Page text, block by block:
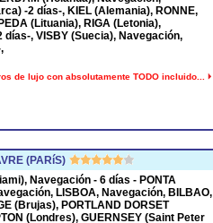
-2 días-, KIEL (Alemania), RONNE,
(Lituania), RIGA (Letonia),
días-, VISBY (Suecia), Navegación,
de lujo con absolutamente TODO incluido...
(PARíS)
Navegación - 6 días - PONTA
LISBOA, Navegación, BILBAO,
(Brujas), PORTLAND DORSET
(Londres), GUERNSEY (Saint Peter